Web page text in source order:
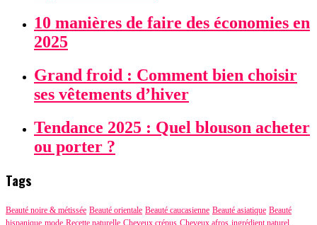
10 manières de faire des économies en
2025
Grand froid : Comment bien choisir
ses vêtements d’hiver
Tendance 2025 : Quel blouson acheter
ou porter ?
Tags
Beauté noire & métissée Beauté orientale Beauté caucasienne Beauté asiatique Beauté
hispanique mode Recette naturelle Cheveux crépus Cheveux afros ingrédient naturel